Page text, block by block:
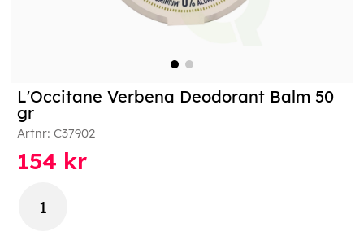
L'Occitane Verbena Deodorant Balm 50
gr
Artnr: C37902
154 kr